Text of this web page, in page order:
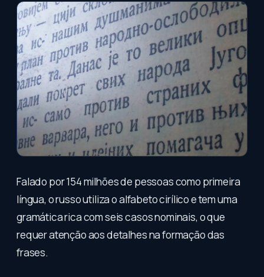
Falado por 154 milhões de pessoas como primeira
língua, o russo utiliza o alfabeto cirílico e tem uma
gramática rica com seis casos nominais, o que
requer atenção aos detalhes na formação das
frases.